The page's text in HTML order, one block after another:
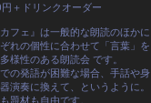
＋ドリンクオーダー
フェ』は一般的な朗読のほかに
れの個性に合わせて「言葉」を
様性のある朗読会 です。
の発語が困難な場合、手話や身
演奏に換えて、というように
題材も自由です。